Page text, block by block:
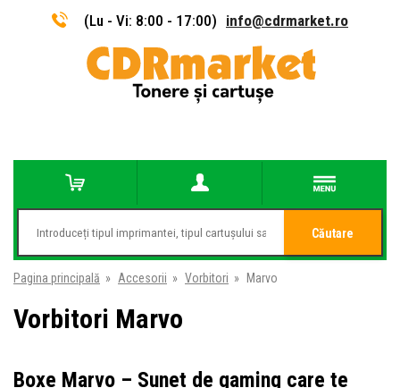
(Lu - Vi: 8:00 - 17:00) info@cdrmarket.ro
Căutare
Pagina principală » Accesorii » Vorbitori » Marvo
Vorbitori Marvo
Boxe Marvo – Sunet de gaming care te